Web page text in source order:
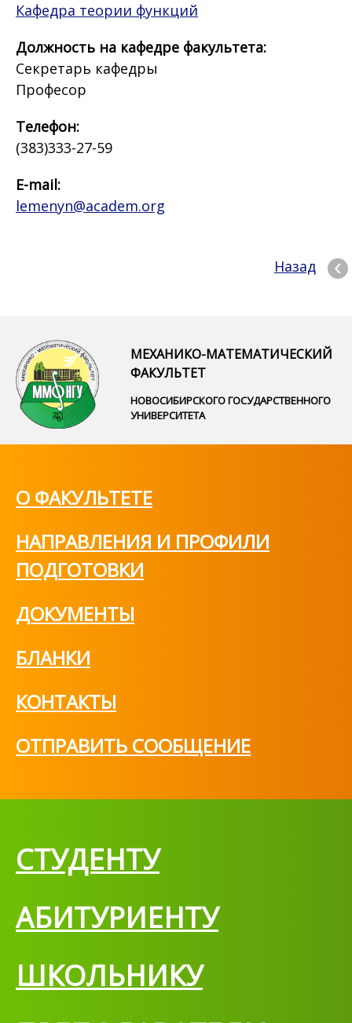
Кафедра теории функций
Должность на кафедре факультета:
Секретарь кафедры
Професор
Телефон:
(383)333-27-59
E-mail:
lemenyn@academ.org
Назад
МЕХАНИКО-МАТЕМАТИЧЕСКИЙ
ФАКУЛЬТЕТ
НОВОСИБИРСКОГО ГОСУДАРСТВЕННОГО
УНИВЕРСИТЕТА
О ФАКУЛЬТЕТЕ
НАПРАВЛЕНИЯ И ПРОФИЛИ
ПОДГОТОВКИ
ДОКУМЕНТЫ
БЛАНКИ
КОНТАКТЫ
ОТПРАВИТЬ СООБЩЕНИЕ
СТУДЕНТУ
АБИТУРИЕНТУ
ШКОЛЬНИКУ